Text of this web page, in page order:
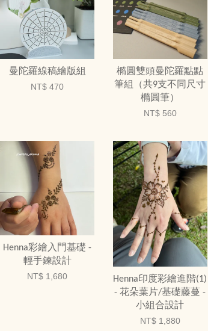
曼陀羅線稿繪版組
NT$ 470
橢圓雙頭曼陀羅點點
筆組（共9支不同尺寸
橢圓筆）
NT$ 560
Henna彩繪入門基礎 -
輕手鍊設計
NT$ 1,680
Henna印度彩繪進階(1)
- 花朵葉片/基礎藤蔓 -
小組合設計
NT$ 1,880